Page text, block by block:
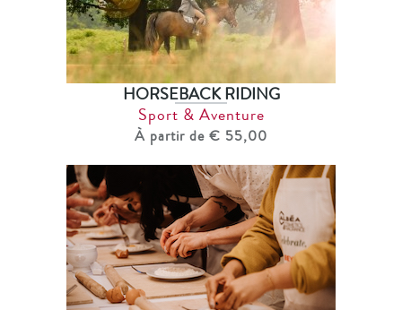
HORSEBACK RIDING
Sport & Aventure
À partir de € 55,00